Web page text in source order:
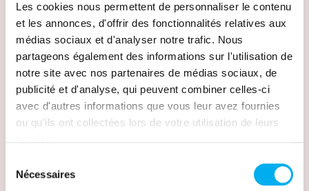
Les cookies nous permettent de personnaliser le contenu
et les annonces, d'offrir des fonctionnalités relatives aux
médias sociaux et d'analyser notre trafic. Nous
partageons également des informations sur l'utilisation de
notre site avec nos partenaires de médias sociaux, de
publicité et d'analyse, qui peuvent combiner celles-ci
avec d'autres informations que vous leur avez fournies
ou qu'ils ont collectées lors de votre utilisation de leurs
Nécessaires
Rapports détaillés
Analyses complètes incluant
solvabilité, conformité et contexte
économique